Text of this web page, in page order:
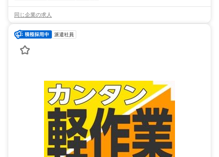
同じ企業の求人
派遣社員